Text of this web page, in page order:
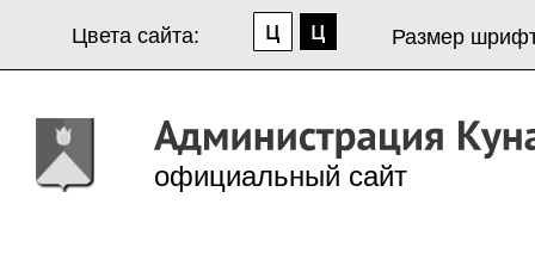
Цвета сайта: Размер
официальный сайт